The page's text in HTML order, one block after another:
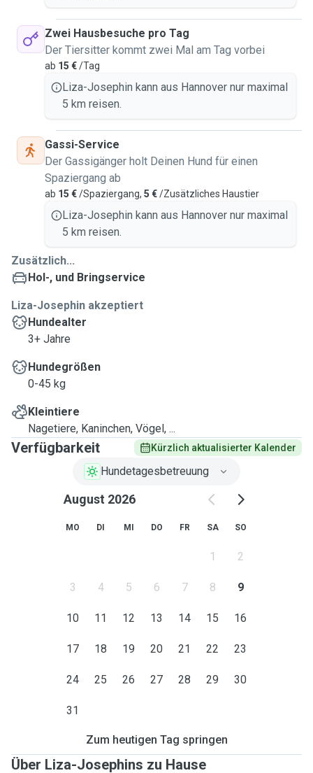
Zwei Hausbesuche pro Tag
Der Tiersitter kommt zwei Mal am Tag vorbei
ab 15 €/Tag
Liza-Josephin kann aus Hannover nur maximal
5 km reisen.
Gassi-Service
Der Gassigänger holt Deinen Hund für einen
Spaziergang ab
ab 15 €/Spaziergang, 5 €/Zusätzliches Haustier
Liza-Josephin kann aus Hannover nur maximal
5 km reisen.
Zusätzlich...
Hol-, und Bringservice
Liza-Josephin akzeptiert
Hundealter
3+ Jahre
Hundegrößen
0-45 kg
Kleintiere
Nagetiere, Kaninchen, Vögel, ...
Verfügbarkeit Kürzlich aktualisierter Kalender
Hundetagesbetreuung
August 2026
MO DI MI DO FR SA SO
1 2
3 4 5 6 7 8 9
10 11 12 13 14 15 16
17 18 19 20 21 22 23
24 25 26 27 28 29 30
31
Zum heutigen Tag springen
Über Liza-Josephins zu Hause